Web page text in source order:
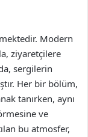
Modern
ziyaretçilere
sergilerin
Her bir bölüm,
tanırken, aynı
ve
bu atmosfer,